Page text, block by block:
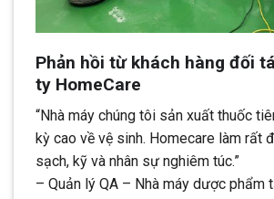
Phản hồi từ khách hàng đối
ty HomeCare
“Nhà máy chúng tôi sản xuất thuốc
kỳ cao về vệ sinh. Homecare làm rất
sạch, kỹ và nhân sự nghiêm túc.”
– Quản lý QA – Nhà máy dược phẩm